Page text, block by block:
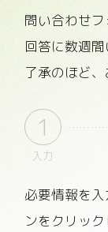
問い合わせ
回答に数週
了承のほど、
1
入力
必要情報を
ンをクリッ